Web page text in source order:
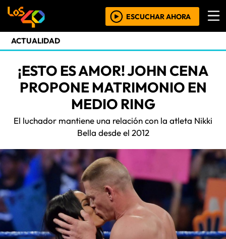
ESCUCHAR AHORA
ACTUALIDAD
¡ESTO ES AMOR! JOHN CENA
PROPONE MATRIMONIO EN
MEDIO RING
El luchador mantiene una relación con la atleta Nikki
Bella desde el 2012